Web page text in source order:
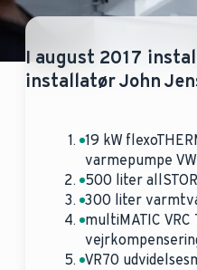
I august 2017
installatør John
19 kW
varmepumpe
500 liter
300 liter
multiMATIC VRC
VR70